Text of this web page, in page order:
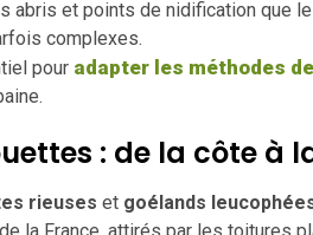
abris et points de nidification que
complexes.
pour adapter les méthodes
: de la côte à
rieuses et goélands